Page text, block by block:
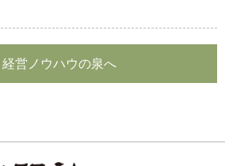
経営ノウハウの泉へ